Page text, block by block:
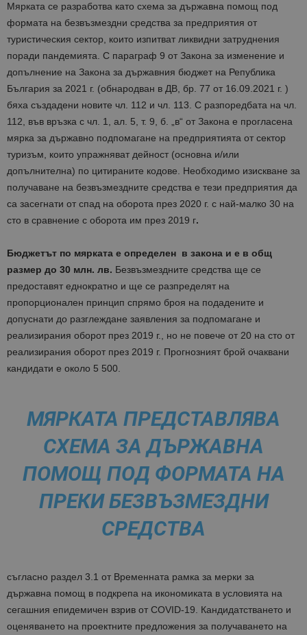
Мярката се разработва като схема за държавна помощ под
формата на безвъзмездни средства за предприятия от
туристическия сектор, които изпитват ликвидни затруднения
поради пандемията. С параграф 9 от Закона за изменение и
допълнение на Закона за държавния бюджет на Република
България за 2021 г. (обнародван в ДВ, бр. 77 от 16.09.2021 г. )
бяха създадени новите чл. 112 и чл. 113. С разпоредбата на чл.
112, във връзка с чл. 1, ал. 5, т. 9, б. „в“ от Закона е прогласена
мярка за държавно подпомагане на предприятията от сектор
туризъм, които упражняват дейност (основна и/или
допълнителна) по цитираните кодове. Необходимо изискване за
получаване на безвъзмездните средства е тези предприятия да
са засегнати от спад на оборота през 2020 г. с най-малко 30 на
сто в сравнение с оборота им през 2019 г.
Бюджетът по мярката е определен в закона и е в общ
размер до 30 млн. лв. Безвъзмездните средства ще се
предоставят еднократно и ще се разпределят на
пропорционален принцип спрямо броя на подадените и
допуснати до разглеждане заявления за подпомагане и
реализирания оборот през 2019 г., но не повече от 20 на сто от
реализирания оборот през 2019 г. Прогнозният брой очаквани
кандидати е около 5 500.
МЯРКАТА ПРЕДСТАВЛЯВА
СХЕМА ЗА ДЪРЖАВНА
ПОМОЩ ПОД ФОРМАТА НА
ПРЕКИ БЕЗВЪЗМЕЗДНИ
СРЕДСТВА
съгласно раздел 3.1 от Временната рамка за мерки за
държавна помощ в подкрепа на икономиката в условията на
сегашния епидемичен взрив от COVID-19. Кандидатстването и
оценяването на проектните предложения за получаването на